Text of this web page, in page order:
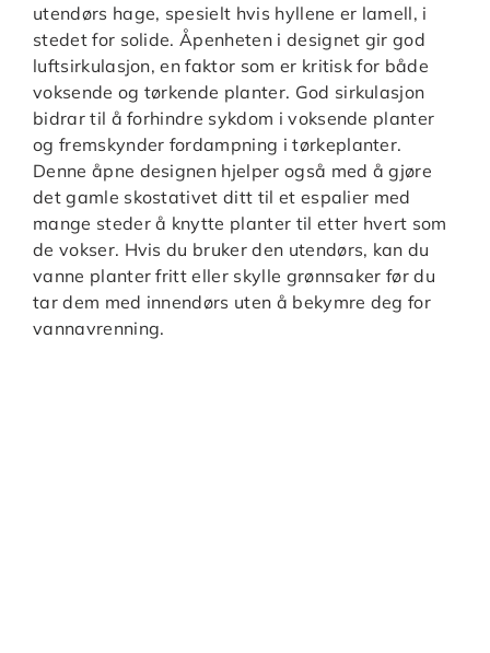
utendørs hage, spesielt hvis hyllene er lamell, i
stedet for solide. Åpenheten i designet gir god
luftsirkulasjon, en faktor som er kritisk for både
voksende og tørkende planter. God sirkulasjon
bidrar til å forhindre sykdom i voksende planter
og fremskynder fordampning i tørkeplanter.
Denne åpne designen hjelper også med å gjøre
det gamle skostativet ditt til et espalier med
mange steder å knytte planter til etter hvert som
de vokser. Hvis du bruker den utendørs, kan du
vanne planter fritt eller skylle grønnsaker før du
tar dem med innendørs uten å bekymre deg for
vannavrenning.